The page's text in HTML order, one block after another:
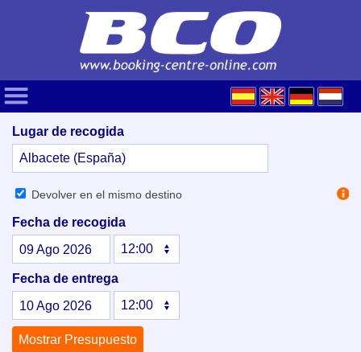
Lugar de recogida
Devolver en el mismo destino
Fecha de recogida
09Ago2026
Fecha de entrega
10Ago2026